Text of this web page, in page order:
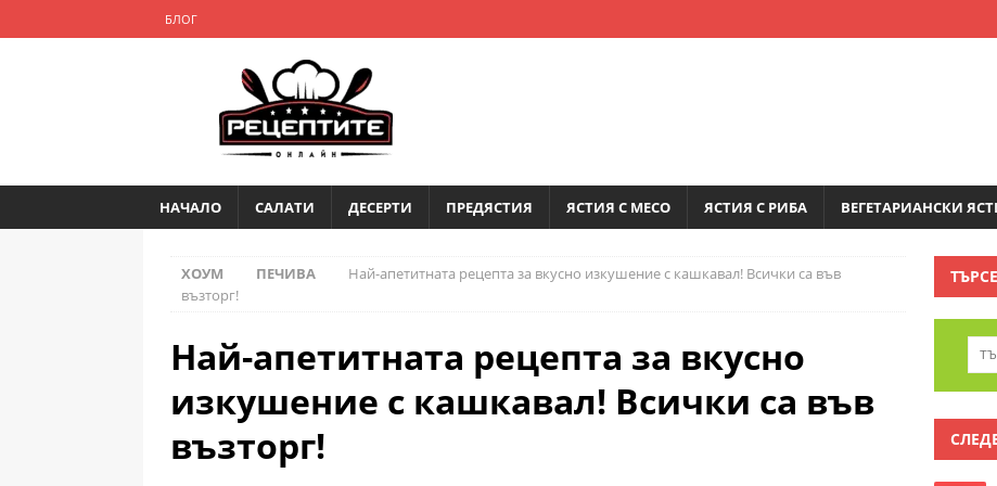
БЛОГ
НАЧАЛО САЛАТИ ДЕСЕРТИ ПРЕДЯСТИЯ ЯСТИЯ С МЕСО ЯСТИЯ С РИБА ВЕГЕТАРИАНСКИ
ХОУМ ПЕЧИВА
Най-апетитната рецепта за вкусно изкушение с кашкавал! Всички са във
възторг!
Най-апетитната рецепта за вкусно
изкушение с кашкавал! Всички са във
възторг!